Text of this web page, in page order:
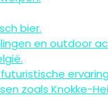
bier.
en outdoor
zoals Knokke-